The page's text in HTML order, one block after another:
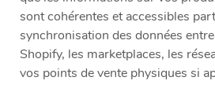
sont cohérentes et accessibles
synchronisation des données
Shopify, les marketplaces, les
vos points de vente physiques si